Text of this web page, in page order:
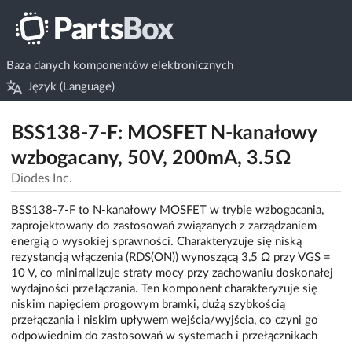
Baza danych komponentów elektronicznych
Język (Language)
BSS138-7-F: MOSFET N-kanałowy
wzbogacany, 50V, 200mA, 3.5Ω
Diodes Inc.
BSS138-7-F to N-kanałowy MOSFET w trybie wzbogacania,
zaprojektowany do zastosowań związanych z zarządzaniem
energią o wysokiej sprawności. Charakteryzuje się niską
rezystancją włączenia (RDS(ON)) wynoszącą 3,5 Ω przy VGS =
10 V, co minimalizuje straty mocy przy zachowaniu doskonałej
wydajności przełączania. Ten komponent charakteryzuje się
niskim napięciem progowym bramki, dużą szybkością
przełączania i niskim upływem wejścia/wyjścia, co czyni go
odpowiednim do zastosowań w systemach i przełącznikach